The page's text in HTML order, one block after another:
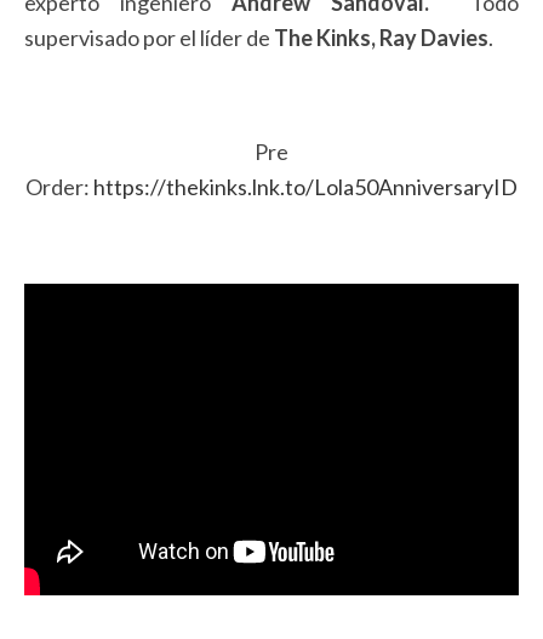
supervisado por el líder de The Kinks, Ray Davies.
Pre
Order: https://thekinks.lnk.to/Lola50AnniversaryID